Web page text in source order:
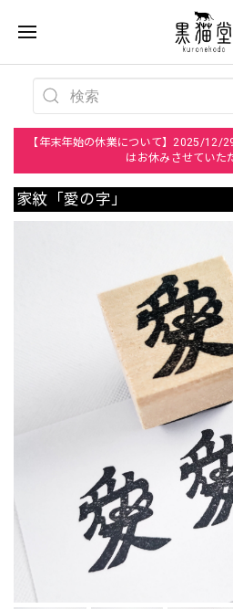
【年末年始の休業について】2025/12/
はお休みさせていた
家紋「愛の字」